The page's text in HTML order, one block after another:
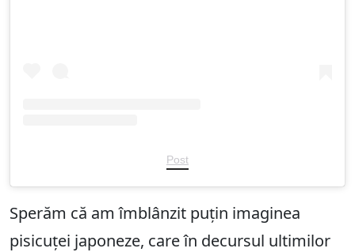
Post
Sperăm că am îmblânzit puțin imaginea
pisicuței japoneze, care în decursul ultimilor